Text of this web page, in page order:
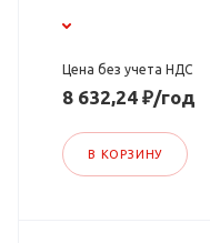
Цена без учета НДС
8 632,24 ₽/год
В КОРЗИНУ